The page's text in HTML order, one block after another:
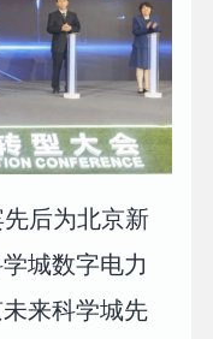
后为北京新
城数字电力
来科学城先